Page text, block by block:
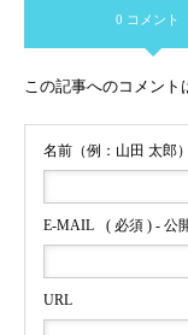
0 コメント
この記事へのコメント
名前（例：山田 太郎）
E-MAIL ( 必須 ) - 公
URL